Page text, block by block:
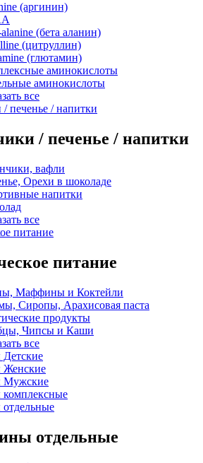
(аргинин)
(бета аланин)
(цитруллин)
(глютамин)
аминокислоты
аминокислоты
все
/ печенье / напитки
/ печенье / напитки
вафли
Орехи в шоколаде
напитки
все
питание
питание
Маффины и Коктейли
Сиропы, Арахисовая паста
продукты
Чипсы и Каши
все
Мужские
отдельные